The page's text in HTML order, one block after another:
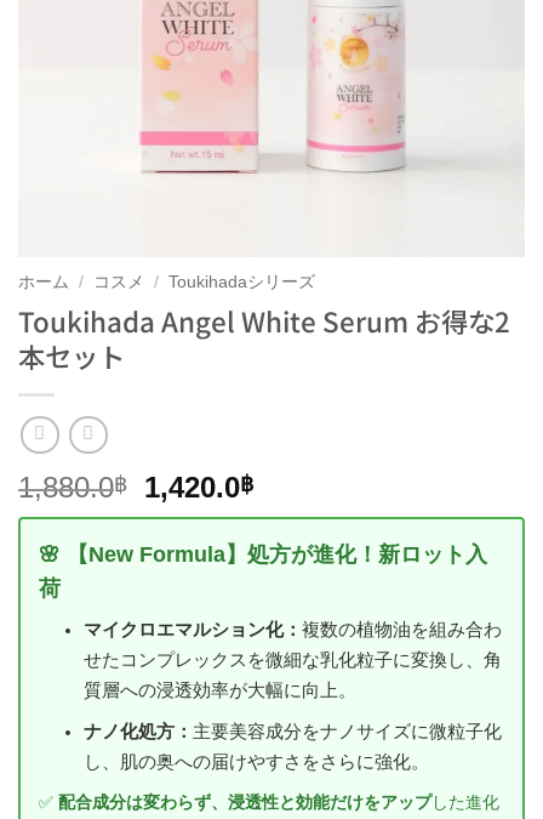
ホーム / コスメ / Toukihadaシリーズ
Toukihada Angel White Serum お得な2
本セット
1,880.0฿
元
の
価
1,880.0฿
で
し
た。
1,420.0฿現
在
の
価
は
1,420.0฿
で
す。
🌸 【New Formula】処方が進化！新ロット入
荷
マイクロエマルション化：複数の植物油を組み合わ
せたコンプレックスを微細な乳化粒子に変換し、角
質層への浸透効率が大幅に向上。
ナノ化処方： 主要美容成分をナノサイズに微粒子化
し、肌の奥への届けやすさをさらに強化。
✅ 配合成分は変わらず、浸透性と効能だけをアップした進化